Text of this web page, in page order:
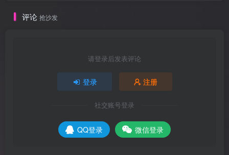
评论 抢沙发
请登录后发表评论
登录 注册
社交账号登录
QQ登录 微信登录